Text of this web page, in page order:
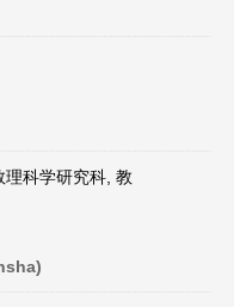
科学研究科, 教